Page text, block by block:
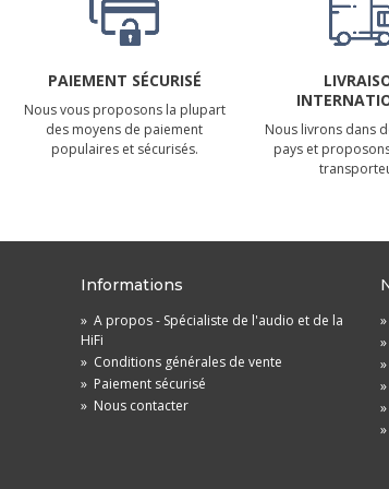
PAIEMENT SÉCURISÉ
Nous vous proposons la plupart
des moyens de paiement
populaires et sécurisés.
Nous livrons dans
pays et
Informations
» A propos - Spécialiste de l'audio et de la
HiFi
» Conditions générales de vente
» Paiement sécurisé
» Nous contacter
»
»
»
»
»
»